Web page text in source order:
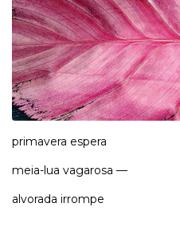
primavera espera
meia-lua vagarosa —
alvorada irrompe